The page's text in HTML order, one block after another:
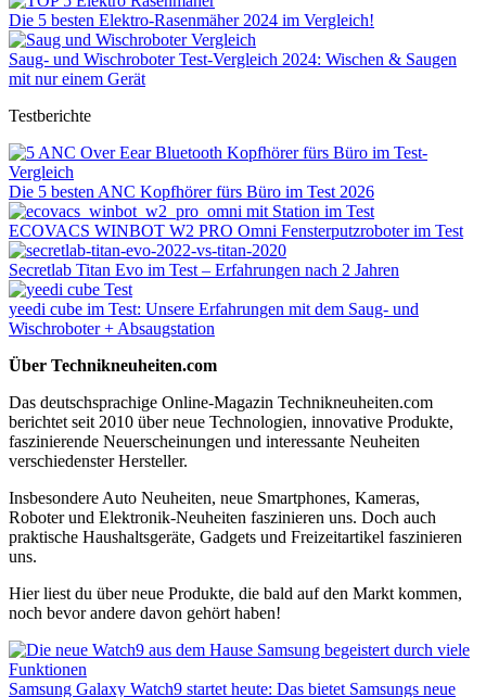
Die 5 besten Elektro-Rasenmäher 2024 im Vergleich!
Saug- und Wischroboter Test-Vergleich 2024: Wischen & Saugen
mit nur einem Gerät
Testberichte
Die 5 besten ANC Kopfhörer fürs Büro im Test 2026
ECOVACS WINBOT W2 PRO Omni Fensterputzroboter im Test
Secretlab Titan Evo im Test – Erfahrungen nach 2 Jahren
yeedi cube im Test: Unsere Erfahrungen mit dem Saug- und
Wischroboter + Absaugstation
Über Technikneuheiten.com
Das deutschsprachige Online-Magazin Technikneuheiten.com
berichtet seit 2010 über neue Technologien, innovative Produkte,
faszinierende Neuerscheinungen und interessante Neuheiten
verschiedenster Hersteller.
Insbesondere Auto Neuheiten, neue Smartphones, Kameras,
Roboter und Elektronik-Neuheiten faszinieren uns. Doch auch
praktische Haushaltsgeräte, Gadgets und Freizeitartikel faszinieren
uns.
Hier liest du über neue Produkte, die bald auf den Markt kommen,
noch bevor andere davon gehört haben!
Samsung Galaxy Watch9 startet heute: Das bietet Samsungs neue